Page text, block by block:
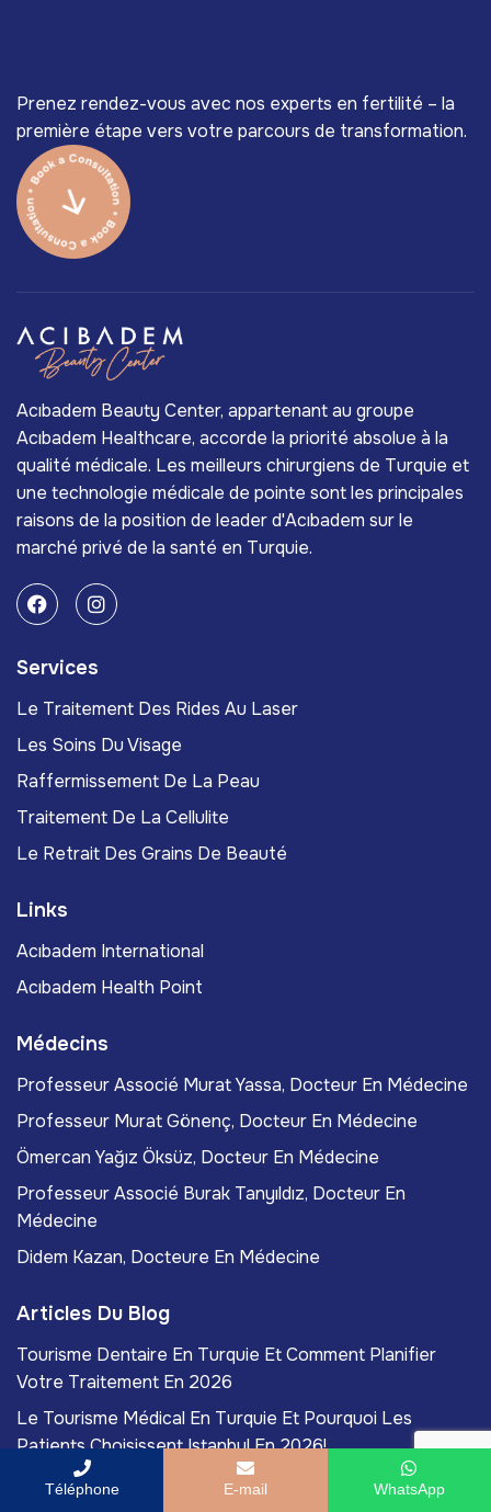
Prenez rendez-vous avec nos experts en fertilité – la
première étape vers votre parcours de transformation.
Acıbadem Beauty Center, appartenant au groupe
Acıbadem Healthcare, accorde la priorité absolue à la
qualité médicale. Les meilleurs chirurgiens de Turquie et
une technologie médicale de pointe sont les principales
raisons de la position de leader d'Acıbadem sur le
marché privé de la santé en Turquie.
Services
Le Traitement Des Rides Au Laser
Les Soins Du Visage
Raffermissement De La Peau
Traitement De La Cellulite
Le Retrait Des Grains De Beauté
Links
Acıbadem International
Acıbadem Health Point
Médecins
Professeur Associé Murat Yassa, Docteur En Médecine
Professeur Murat Gönenç, Docteur En Médecine
Ömercan Yağız Öksüz, Docteur En Médecine
Professeur Associé Burak Tanyıldız, Docteur En
Médecine
Didem Kazan, Docteure En Médecine
Articles Du Blog
Tourisme Dentaire En Turquie Et Comment Planifier
Votre Traitement En 2026
Le Tourisme Médical En Turquie Et Pourquoi Les
Patients Choisissent Istanbul En 2026!
Qu'est-Ce Que L'esthétique Régénérative Et Comment
Téléphone E-mail WhatsApp